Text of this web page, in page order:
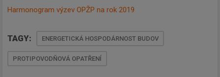
Harmonogram výzev OPŽP na rok 2019
TAGY: ENERGETICKÁ HOSPODÁRNOST BUDOV
PROTIPOVODŇOVÁ OPATŘENÍ